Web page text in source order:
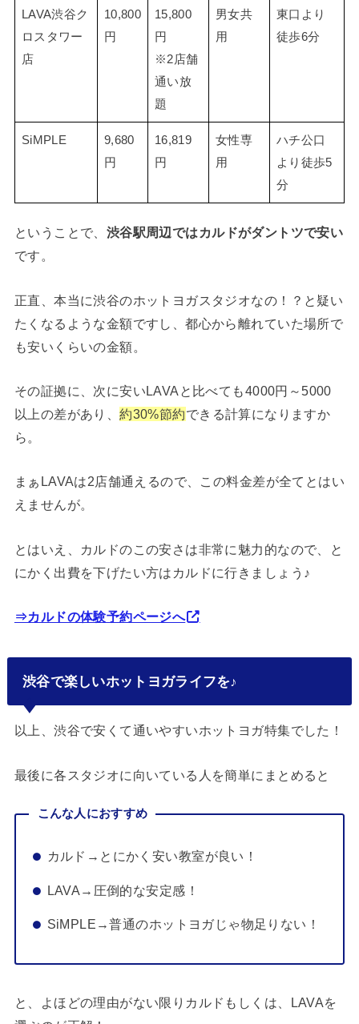
LAVA渋谷ク
ロスタワー
店
10,800
円
15,800
円
※2店舗
通い放
題
男女共
用
東口より
徒歩6分
SiMPLE
9,680
円
16,819
円
女性専
用
ハチ公口
より徒歩5
分
ということで、 渋谷駅周辺ではカルドがダントツで安い
です。
正直、本当に渋谷のホットヨガスタジオなの！？と疑い
たくなるような金額ですし、都心から離れていた場所で
も安いくらいの金額。
その証拠に、次に安いLAVAと比べても4000円～5000
以上の差があり、約30%節約できる計算になりますか
ら。
まぁLAVAは2店舗通えるので、この料金差が全てとはい
えませんが。
とはいえ、カルドのこの安さは非常に魅力的なので、と
にかく出費を下げたい方はカルドに行きましょう♪
⇒カルドの体験予約ページへ
渋谷で楽しいホットヨガライフを♪
以上、渋谷で安くて通いやすいホットヨガ特集でした！
最後に各スタジオに向いている人を簡単にまとめると
こんな人におすすめ
カルド→とにかく安い教室が良い！
LAVA→圧倒的な安定感！
SiMPLE→普通のホットヨガじゃ物足りない！
と、よほどの理由がない限りカルドもしくは、LAVAを